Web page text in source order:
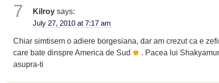
7 Kilroy says:
July 27, 2010 at 7:17 am
Chiar simtisem o adiere borgesiana, dar am crezut ca e
care bate dinspre America de Sud
. Pacea lui
asupra-ti